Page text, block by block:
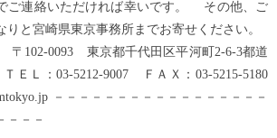
ご連絡いただければ幸いです。 その他、ご
りと宮崎県東京事務所までお寄せください。
102-0093 東京都千代田区平河町2-6-3都道
Ｌ：03-5212-9007 ＦＡＸ：03-5215-5180
－－－－－－－－－－－－－－－－－
－－－